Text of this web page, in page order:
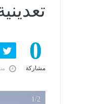
0
مشاركة منذ 3
1/2